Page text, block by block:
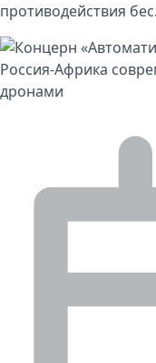
противодействия